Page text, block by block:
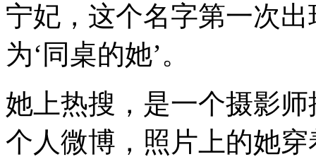
宁妃，这个名字第一次
为‘同桌的她’。
她上热搜，是一个摄影
个人微博，照片上的她